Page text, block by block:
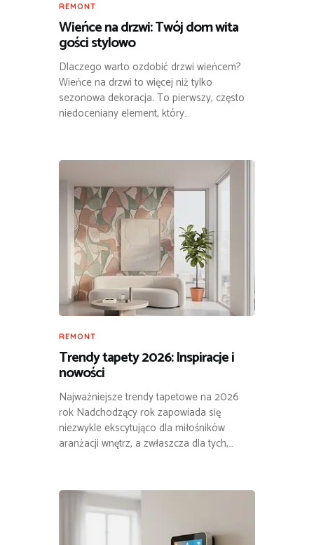
REMONT
Wieńce na drzwi: Twój dom wita
gości stylowo
Dlaczego warto ozdobić drzwi wieńcem?
Wieńce na drzwi to więcej niż tylko
sezonowa dekoracja. To pierwszy, często
niedoceniany element, który…
REMONT
Trendy tapety 2026: Inspiracje i
nowości
Najważniejsze trendy tapetowe na 2026
rok Nadchodzący rok zapowiada się
niezwykle ekscytująco dla miłośników
aranżacji wnętrz, a zwłaszcza dla tych,…